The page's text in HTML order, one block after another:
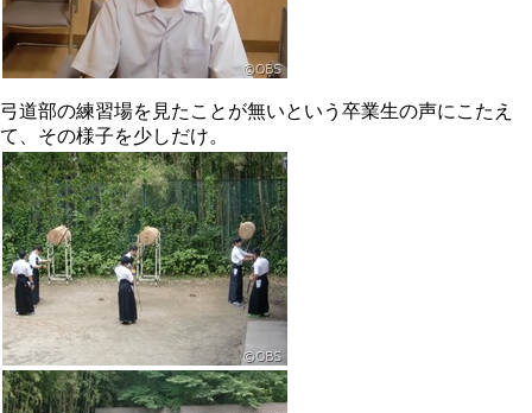
弓道部の練習場を見たことが無いという卒業生の声にこたえ
て、その様子を少しだけ。